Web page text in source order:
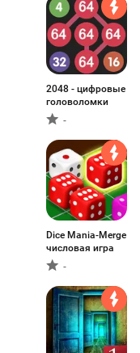
2048 - цифровые
головоломки
-
Dice Mania-Merge
числовая игра
-